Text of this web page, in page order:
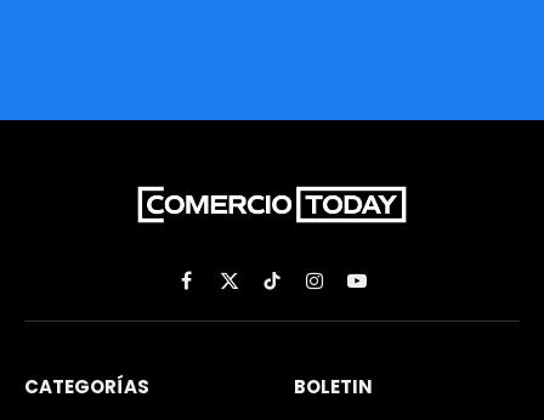
Facebook
X
(Twitter)
TikTokInstagramYouTube
CATEGORÍAS BOLETIN